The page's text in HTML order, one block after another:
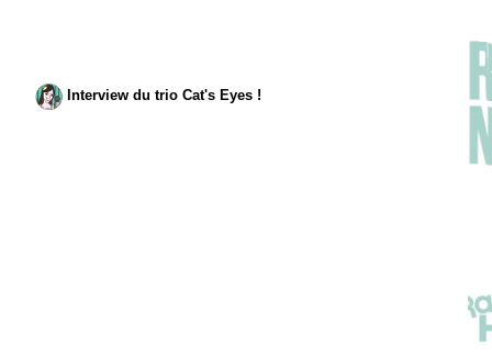
Interview du trio Cat's Eyes !